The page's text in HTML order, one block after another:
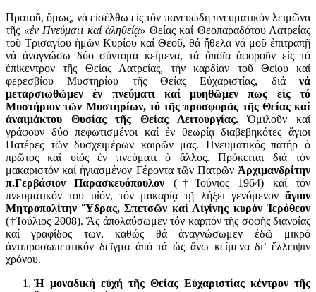
Προτοῦ, ὅμως, νά εἰσέλθω εἰς τόν πανευώδη πνευματικόν λειμῶνα
τῆς «ἐν Πνεύματι καί ἀληθείᾳ» Θείας καί Θεοπαραδότου Λατρείας
τοῦ Τρισαγίου ἡμῶν Κυρίου καί Θεοῦ, θά ἤθελα νά μοῦ ἐπιτραπῇ
νά ἀναγνώσω δύο σύντομα κείμενα, τά ὁποῖα ἀφοροῦν εἰς τό
ἐπίκεντρον τῆς Θείας Λατρείας, τήν καρδίαν τοῦ Θείου καί
φερεσβίου Μυστηρίου τῆς Θείας Εὐχαριστίας, διά νά
μεταρσιωθῶμεν ἐν πνεύματι καί μυηθῶμεν πως εἰς τό
Μυστήριον τῶν Μυστηρίων, τό τῆς προσφορᾶς τῆς Θείας καί
ἀναιμάκτου Θυσίας τῆς Θείας Λειτουργίας.Ὁμιλοῦν καί
γράφουν δύο πεφωτισμένοι καί ἐν θεωρίᾳ διαβεβηκότες ἅγιοι
Πατέρες τῶν δυσχειμέρων καιρῶν μας. Πνευματικός πατήρ ὁ
πρῶτος καί υἱός ἐν πνεύματι ὁ ἄλλος. Πρόκειται διά τόν
μακαριστόν καί ἡγιασμένον Γέροντα τῶν Πατρῶν Ἀρχιμανδρίτην
π.Γερβάσιον Παρασκευόπουλον (†Ἰούνιος 1964) καί τόν
πνευματικόν του υἱόν, τόν μακαρίᾳ τῇ λήξει γενόμενον ἅγιον
Μητροπολίτην Ὕδρας, Σπετσῶν καί Αἰγίνης κυρόν Ἱερόθεον
(†Ἰούλιος 2008). Ἄς ἀπολαύσωμεν τόν καρπόν τῆς σοφῆς διανοίας
καί γραφίδος των, καθώς θά ἀναγνώσωμεν ἐδῶ μικρό
ἀντιπροσωπευτικόν δεῖγμα ἀπό τά ὡς ἄνω κείμενα δι’ ἔλλειψιν
χρόνου.
Ἡ μοναδική εὐχή τῆς Θείας Εὐχαριστίας κέντρον τῆς